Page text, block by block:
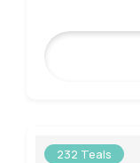
232 Teals